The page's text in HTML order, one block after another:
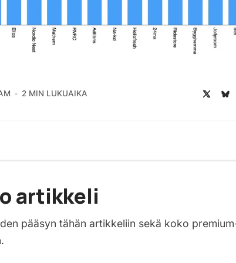
2 MIN LUKUAIKA
artikkeli
pääsyn tähän artikkeliin sekä koko